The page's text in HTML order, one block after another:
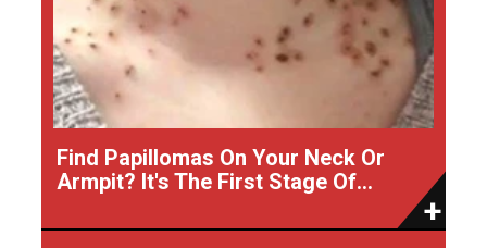
Find Papillomas On Your Neck Or
Armpit? It's The First Stage Of...